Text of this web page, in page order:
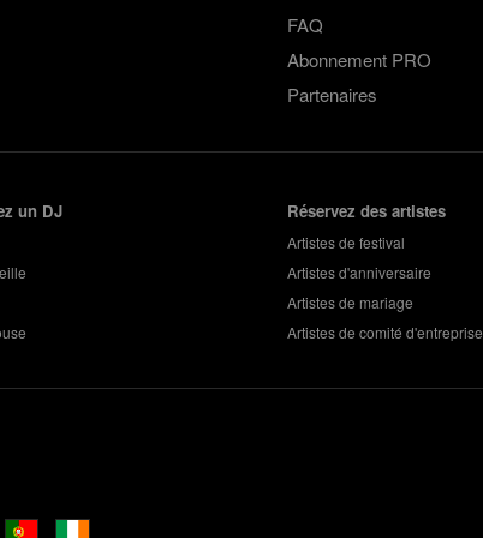
FAQ
Abonnement PRO
Partenaires
un DJ Réservez des artistes
Artistes de festival
Artistes d'anniversaire
Artistes de mariage
Artistes de comité d'entreprise